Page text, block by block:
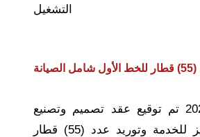
التشغيل
في نوفمبر 2021 تم توقيع عقد تصميم وتصنيع
وإختبار والتجهيز للخدمة وتوريد عدد (55) قطار